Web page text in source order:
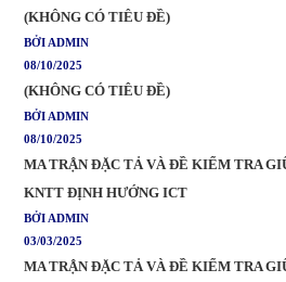
(KHÔNG CÓ TIÊU ĐỀ)
BỞI ADMIN
08/10/2025
(KHÔNG CÓ TIÊU ĐỀ)
BỞI ADMIN
08/10/2025
MA TRẬN ĐẶC TẢ VÀ ĐỀ KIỂM TRA
KNTT ĐỊNH HƯỚNG ICT
BỞI ADMIN
03/03/2025
MA TRẬN ĐẶC TẢ VÀ ĐỀ KIỂM TRA